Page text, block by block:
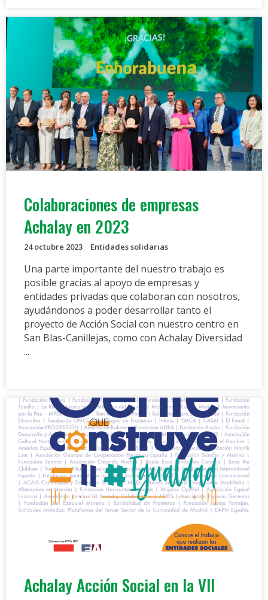
Colaboraciones de empresas
Achalay en 2023
24 octubre 2023 Entidades solidarias
Una parte importante del nuestro trabajo es
posible gracias al apoyo de empresas y
entidades privadas que colaboran con nosotros,
ayudándonos a poder desarrollar tanto el
proyecto de Acción Social con nuestro centro en
San Blas-Canillejas, como con Achalay Diversidad
...
Achalay Acción Social en la VII